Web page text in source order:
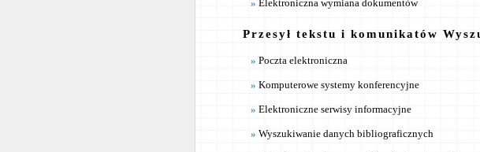
Elektroniczna wymiana dokumentów
Przesył tekstu i komunikatów
Poczta elektroniczna
Komputerowe systemy konferencyjne
Elektroniczne serwisy informacyjne
Wyszukiwanie danych bibliograficznych